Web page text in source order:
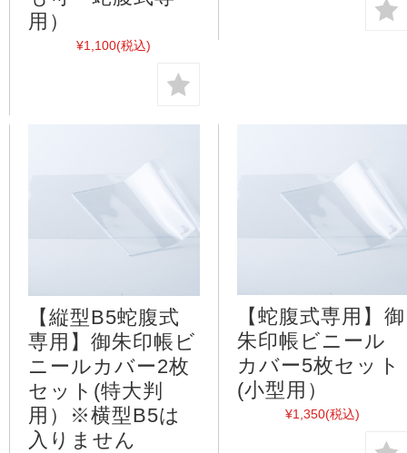
用）
¥1,100(税込)
【縦型B5蛇腹式
専用】御朱印帳ビ
ニールカバー2枚
セット(特大判
用）※横型B5は
入りません
【蛇腹式専用】御
朱印帳ビニール
カバー5枚セット
(小型用）
¥1,350(税込)